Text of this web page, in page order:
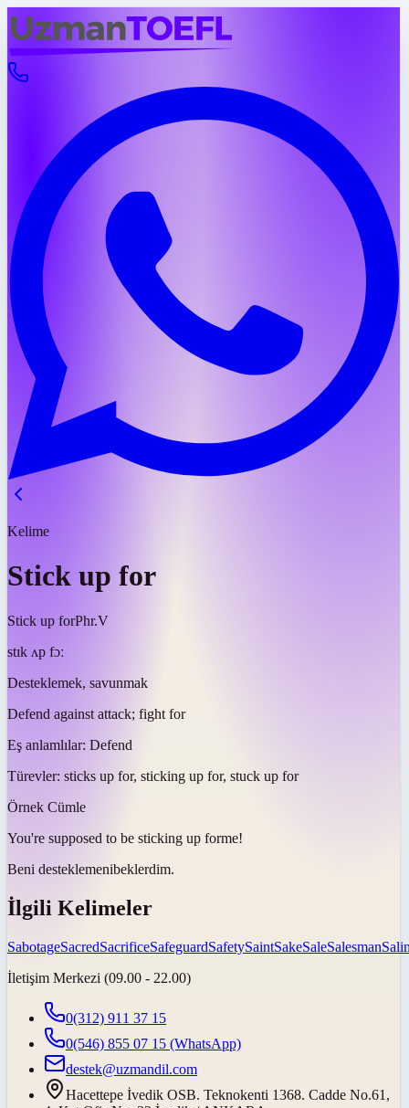
Kelime
Stick up for
Stick up forPhr.V
stɪk ʌp fɔː
Desteklemek, savunmak
Defend against attack; fight for
Eş anlamlılar: Defend
Türevler: sticks up for, sticking up for, stuck up for
Örnek Cümle
You're supposed to be sticking up forme!
Beni desteklemenibeklerdim.
İlgili Kelimeler
SabotageSacredSacrificeSafeguardSafetySaintSakeSaleSalesman
İletişim Merkezi (09.00 - 22.00)
0(312) 911 37 15
0(546) 855 07 15 (WhatsApp)
destek@uzmandil.com
Hacettepe İvedik OSB. Teknokenti 1368. Cadde No.61,